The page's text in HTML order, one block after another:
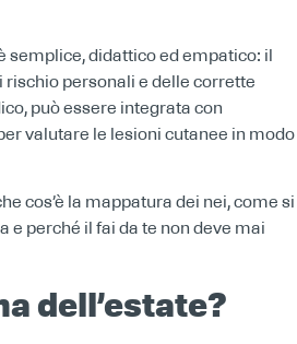
semplice, didattico ed empatico: il
personali e delle corrette
può essere integrata con
valutare le lesioni cutanee in modo
cos’è la mappatura dei nei, come si
e perché il fai da te non deve mai
dell’estate?